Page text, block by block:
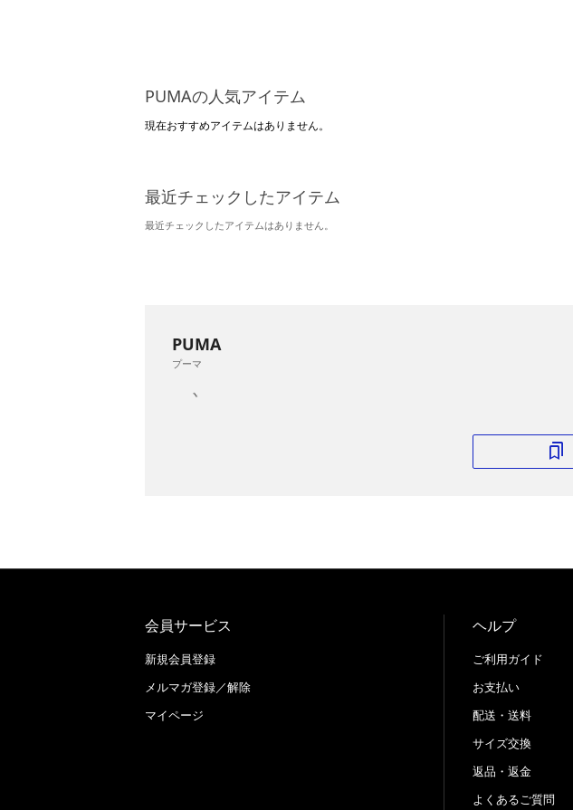
PUMAの人気アイテム
現在おすすめアイテムはありません。
最近チェックしたアイテム
最近チェックしたアイテムはありません。
PUMA
プーマ
会員サービス
新規会員登録
メルマガ登録／解除
マイページ
ヘルプ
ご利用ガイド
お支払い
配送・送料
サイズ交換
返品・返金
よくあるご質問